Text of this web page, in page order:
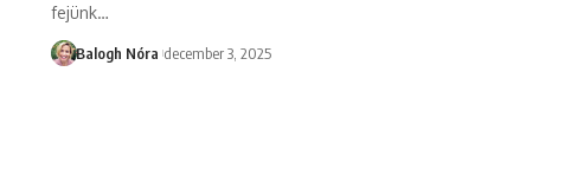
fejünk…
Balogh Nóra december 3, 2025